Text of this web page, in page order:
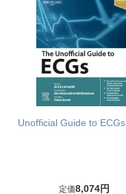
Unofficial Guide to ECGs
定価8,074円